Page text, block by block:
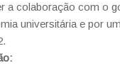
colaboração com o
universitária e por